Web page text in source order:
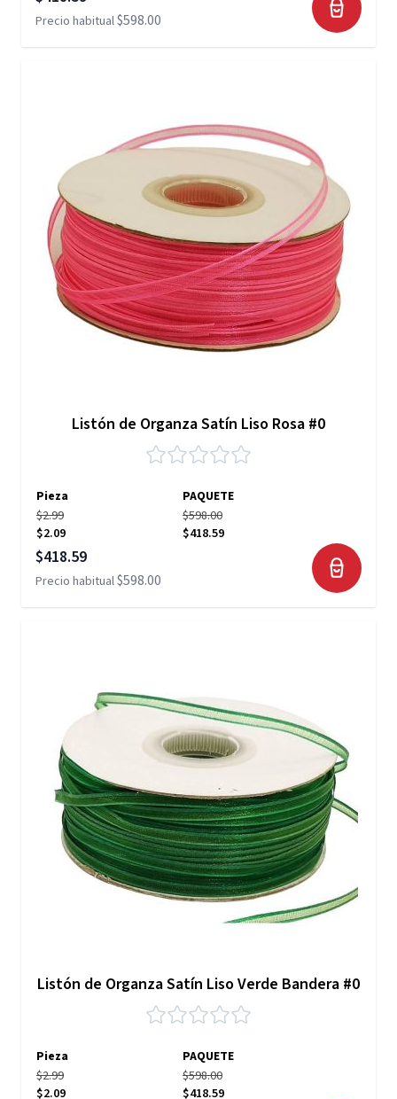
Precio habitual$598.00
Listón de Organza Satín Liso Rosa #0
Pieza
PAQUETE
$2.99
$2.09
$598.00
$418.59
Precio especial
$418.59
Precio habitual$598.00
Listón de Organza Satín Liso Verde Bandera #0
Pieza
PAQUETE
$2.99
$2.09
$598.00
$418.59